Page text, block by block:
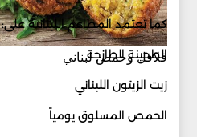
فلافل وحمص لبناني
كما تعتمد المطاعم اللبنانية على:
الطحينة الطازجة
زيت الزيتون اللبناني
الحمص المسلوق يومياً